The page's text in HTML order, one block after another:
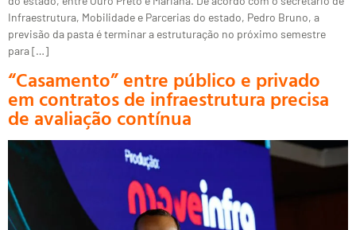
Infraestrutura, Mobilidade e Parcerias do estado, Pedro Bruno, a
previsão da pasta é terminar a estruturação no próximo semestre
para […]
“Casamento” entre público e privado
em contratos de infraestrutura precisa
de avaliação contínua